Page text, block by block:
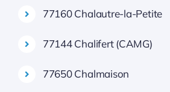
77160 Chalautre-la-Petite
77144 Chalifert (CAMG)
77650 Chalmaison